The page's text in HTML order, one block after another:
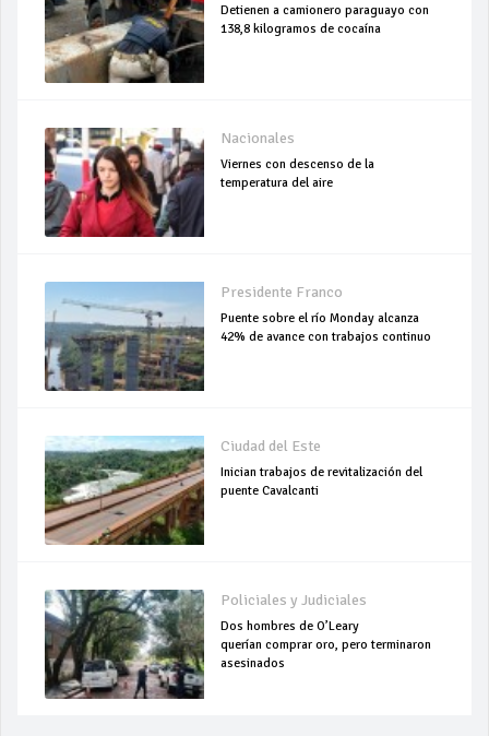
Detienen a camionero paraguayo con
138,8 kilogramos de cocaína
Nacionales
Viernes con descenso de la
temperatura del aire
Presidente Franco
Puente sobre el río Monday alcanza
42% de avance con trabajos continuo
Ciudad del Este
Inician trabajos de revitalización del
puente Cavalcanti
Policiales y Judiciales
Dos hombres de O’Leary
querían comprar oro, pero terminaron
asesinados